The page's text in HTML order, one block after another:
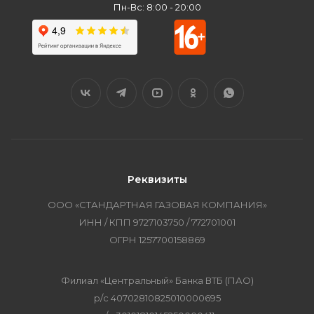
Пн-Вс: 8:00 - 20:00
Реквизиты
ООО «СТАНДАРТНАЯ ГАЗОВАЯ КОМПАНИЯ»
ИНН / КПП 9727103750 / 772701001
ОГРН 1257700158869
Филиал «Центральный» Банка ВТБ (ПАО)
р/с 40702810825010000695